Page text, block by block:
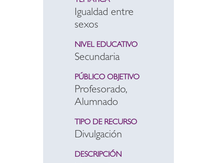
Igualdad entre
sexos
NIVEL EDUCATIVO
Secundaria
PÚBLICO OBJETIVO
Profesorado,
Alumnado
TIPO DE RECURSO
Divulgación
DESCRIPCIÓN